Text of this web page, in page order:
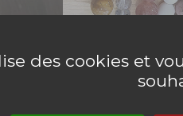
des cookies et